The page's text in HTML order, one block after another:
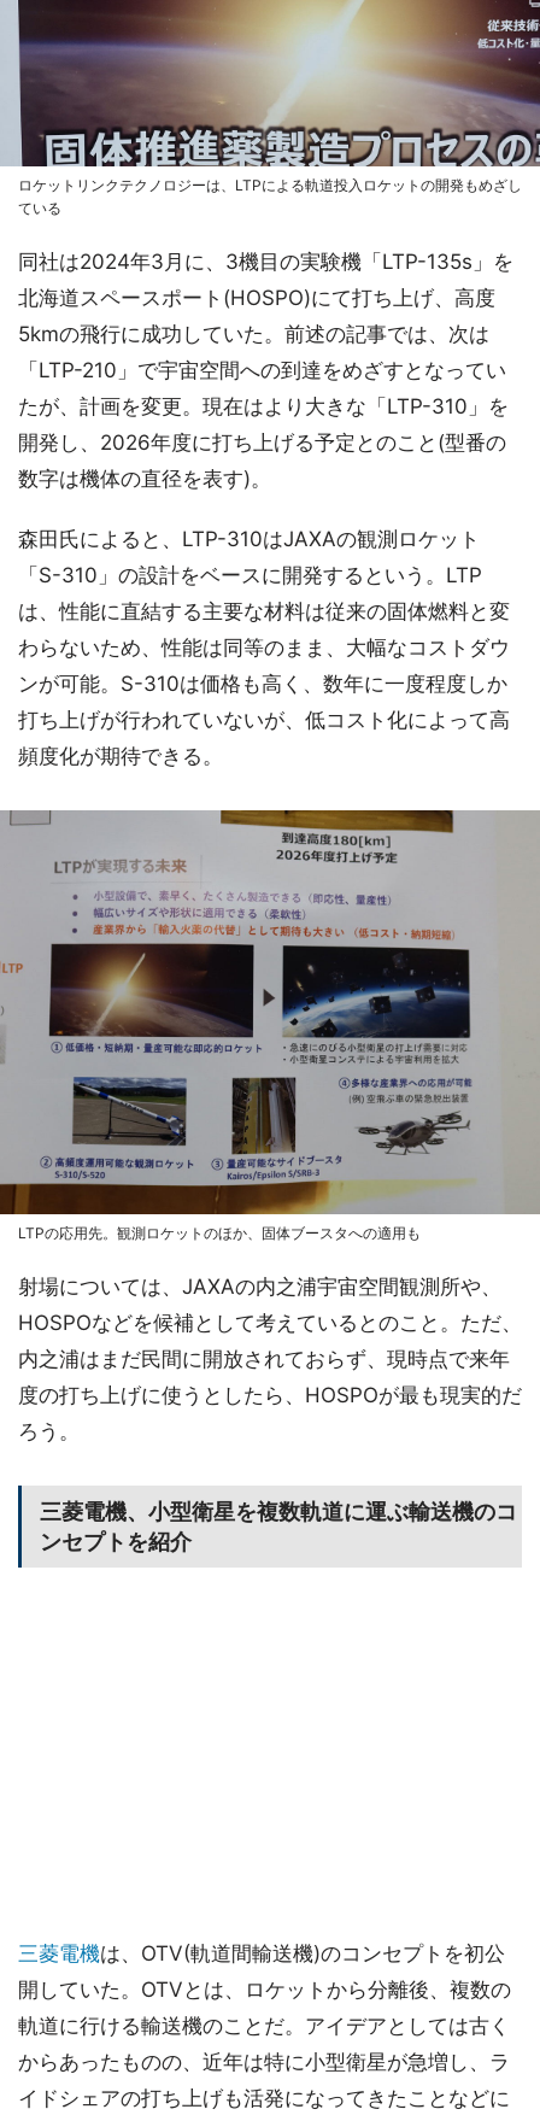
ロケットリンクテクノロジーは、LTPによる軌道投入ロケットの開発もめざし
ている
同社は2024年3月に、3機目の実験機「LTP-135s」を
北海道スペースポート(HOSPO)にて打ち上げ、高度
5kmの飛行に成功していた。前述の記事では、次は
「LTP-210」で宇宙空間への到達をめざすとなってい
たが、計画を変更。現在はより大きな「LTP-310」を
開発し、2026年度に打ち上げる予定とのこと(型番の
数字は機体の直径を表す)。
森田氏によると、LTP-310はJAXAの観測ロケット
「S-310」の設計をベースに開発するという。LTP
は、性能に直結する主要な材料は従来の固体燃料と変
わらないため、性能は同等のまま、大幅なコストダウ
ンが可能。S-310は価格も高く、数年に一度程度しか
打ち上げが行われていないが、低コスト化によって高
頻度化が期待できる。
LTPの応用先。観測ロケットのほか、固体ブースタへの適用も
射場については、JAXAの内之浦宇宙空間観測所や、
HOSPOなどを候補として考えているとのこと。ただ、
内之浦はまだ民間に開放されておらず、現時点で来年
度の打ち上げに使うとしたら、HOSPOが最も現実的だ
ろう。
三菱電機、小型衛星を複数軌道に運ぶ輸送機のコ
ンセプトを紹介
三菱電機は、OTV(軌道間輸送機)のコンセプトを初公
開していた。OTVとは、ロケットから分離後、複数の
軌道に行ける輸送機のことだ。アイデアとしては古く
からあったものの、近年は特に小型衛星が急増し、ラ
イドシェアの打ち上げも活発になってきたことなどに